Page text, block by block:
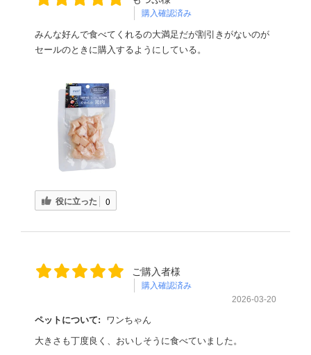
購入確認済み
みんな好んで食べてくれるの大満足だが割引きがないのが
セールのときに購入するようにしている。
役に立った 0
ご購入者様
購入確認済み
2026-03-20
ペットについて:
ワンちゃん
大きさも丁度良く、おいしそうに食べていました。